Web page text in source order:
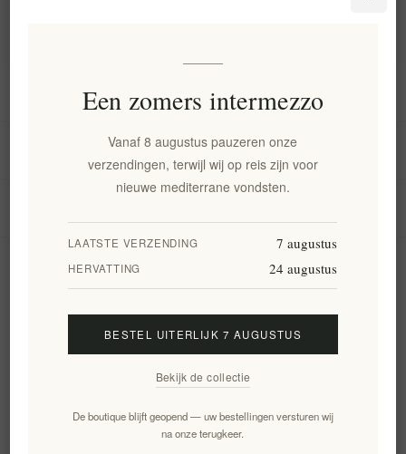
Informatie
Mijn account
Aanmelden Opzeggen
Een zomers intermezzo
Vanaf 8 augustus pauzeren onze
verzendingen, terwijl wij op reis zijn voor
nieuwe mediterrane vondsten.
LAATSTE VERZENDING 7 augustus
HERVATTING 24 augustus
BESTEL UITERLIJK 7 AUGUSTUS
Bekijk de collectie
De boutique blijft geopend — uw bestellingen versturen wij
na onze terugkeer.